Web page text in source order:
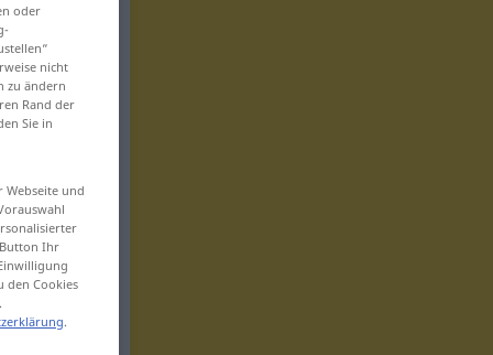
oder
nicht
zu ändern
Rand der
Sie in
und
Ihr
den Cookies
.